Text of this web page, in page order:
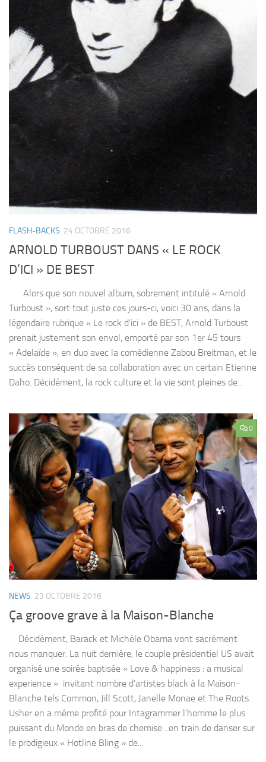
FLASH-BACKS 24 OCTOBRE 2016
ARNOLD TURBOUST DANS « LE ROCK
D’ICI » DE BEST
Alors que son nouvel album, sobrement intitulé « Arnold
Turboust », sort tout juste ces jours-ci, voici 30 ans, dans la
légendaire rubrique « Le rock d’ici » de BEST, Arnold Turboust
prenait justement son envol, emporté par son 1er 45 tours
« Adelaïde », en duo avec la comédienne Zabou Breitman, et le
succès conséquent de sa collaboration avec un certain Etienne
Daho. Décidément, la rock culture et la vie sont pleines de...
0
NEWS 23 OCTOBRE 2016
Ça groove grave à la Maison-Blanche
Décidément, Barack et Michèle Obama vont sacrément
nous manquer. La nuit dernière, le couple présidentiel US avait
organisé une soirée baptisée « Love & happiness : a musical
experience » invitant nombre d’artistes black à la Maison-
Blanche tels Common, Jill Scott, Janelle Monae et The Roots.
Usher en a même profité pour Intagrammer l’homme le plus
puissant du Monde en bras de chemise…en train de danser sur
le prodigieux « Hotline Bling » de...